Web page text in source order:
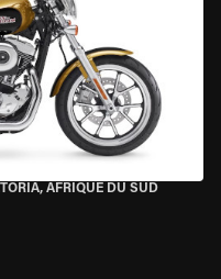
AFRIQUE DU SUD